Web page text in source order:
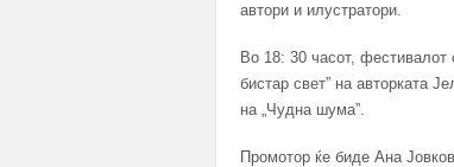
автори и илустратори.
Во 18: 30 часот, фестивалот
бистар свет” на авторката
на „Чудна шума”.
Промотор ќе биде Ана